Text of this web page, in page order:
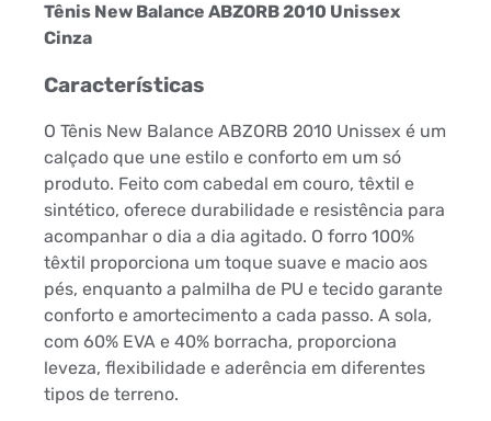
Tênis New Balance ABZORB 2010 Unissex
Cinza
Características
O Tênis New Balance ABZORB 2010 Unissex é um
calçado que une estilo e conforto em um só
produto. Feito com cabedal em couro, têxtil e
sintético, oferece durabilidade e resistência para
acompanhar o dia a dia agitado. O forro 100%
têxtil proporciona um toque suave e macio aos
pés, enquanto a palmilha de PU e tecido garante
conforto e amortecimento a cada passo. A sola,
com 60% EVA e 40% borracha, proporciona
leveza, flexibilidade e aderência em diferentes
tipos de terreno.